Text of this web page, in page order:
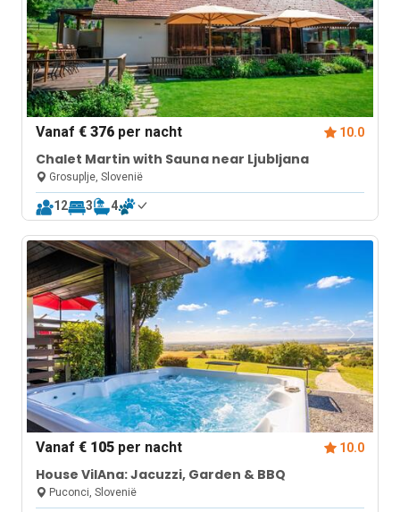
Vanaf€ 376 per nacht 10.0
Chalet Martin with Sauna near Ljubljana
Grosuplje, Slovenië
12 3 4
Vanaf€ 105 per nacht 10.0
House VilAna: Jacuzzi, Garden & BBQ
Puconci, Slovenië